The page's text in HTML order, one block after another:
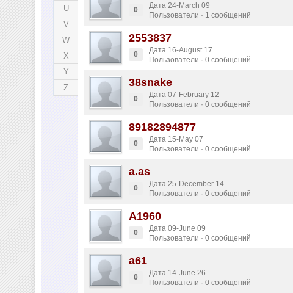
U
V
W
X
Y
Z
0
Дата 24-March 09
Пользователи · 1 сообщений
2553837
0
Дата 16-August 17
Пользователи · 0 сообщений
38snake
0
Дата 07-February 12
Пользователи · 0 сообщений
89182894877
0
Дата 15-May 07
Пользователи · 0 сообщений
a.as
0
Дата 25-December 14
Пользователи · 0 сообщений
A1960
0
Дата 09-June 09
Пользователи · 0 сообщений
a61
0
Дата 14-June 26
Пользователи · 0 сообщений